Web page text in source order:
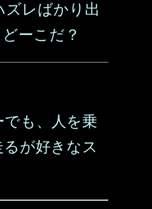
ズレばかり出
ーこだ？
も、人を乗
が好きなス